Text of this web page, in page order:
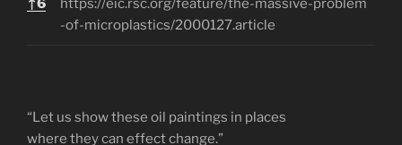
↑6
https://eic.rsc.org/feature/the-massive-problem
-of-microplastics/2000127.article
“Let us show these oil paintings in places
where they can effect change.”